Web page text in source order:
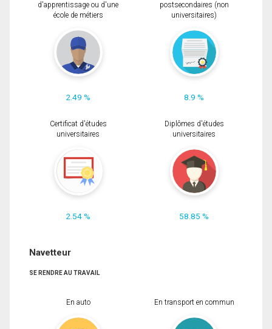
d'apprentissage ou d'une
école de métiers
2.49 %
postsecondaires (non
universitaires)
8.9 %
Certificat d'études
universitaires
2.54 %
Diplômes d'études
universitaires
58.85 %
Navetteur
SE RENDRE AU TRAVAIL
En auto En transport en commun